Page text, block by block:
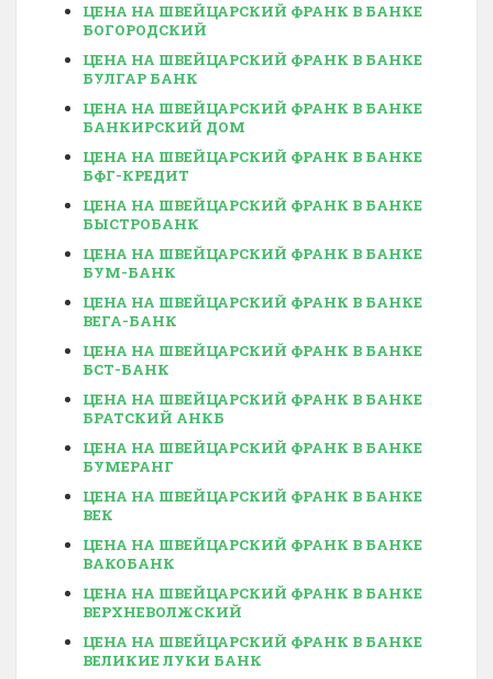
ЦЕНА НА ШВЕЙЦАРСКИЙ ФРАНК В БАНКЕ
БОГОРОДСКИЙ
ЦЕНА НА ШВЕЙЦАРСКИЙ ФРАНК В БАНКЕ
БУЛГАР БАНК
ЦЕНА НА ШВЕЙЦАРСКИЙ ФРАНК В БАНКЕ
БАНКИРСКИЙ ДОМ
ЦЕНА НА ШВЕЙЦАРСКИЙ ФРАНК В БАНКЕ
БФГ-КРЕДИТ
ЦЕНА НА ШВЕЙЦАРСКИЙ ФРАНК В БАНКЕ
БЫСТРОБАНК
ЦЕНА НА ШВЕЙЦАРСКИЙ ФРАНК В БАНКЕ
БУМ-БАНК
ЦЕНА НА ШВЕЙЦАРСКИЙ ФРАНК В БАНКЕ
ВЕГА-БАНК
ЦЕНА НА ШВЕЙЦАРСКИЙ ФРАНК В БАНКЕ
БСТ-БАНК
ЦЕНА НА ШВЕЙЦАРСКИЙ ФРАНК В БАНКЕ
БРАТСКИЙ АНКБ
ЦЕНА НА ШВЕЙЦАРСКИЙ ФРАНК В БАНКЕ
БУМЕРАНГ
ЦЕНА НА ШВЕЙЦАРСКИЙ ФРАНК В БАНКЕ
ВЕК
ЦЕНА НА ШВЕЙЦАРСКИЙ ФРАНК В БАНКЕ
ВАКОБАНК
ЦЕНА НА ШВЕЙЦАРСКИЙ ФРАНК В БАНКЕ
ВЕРХНЕВОЛЖСКИЙ
ЦЕНА НА ШВЕЙЦАРСКИЙ ФРАНК В БАНКЕ
ВЕЛИКИЕ ЛУКИ БАНК